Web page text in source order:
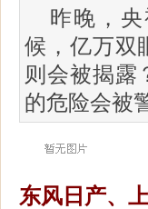
昨晚，
候，亿万双
则会被揭露
的危险会被
东风日产、